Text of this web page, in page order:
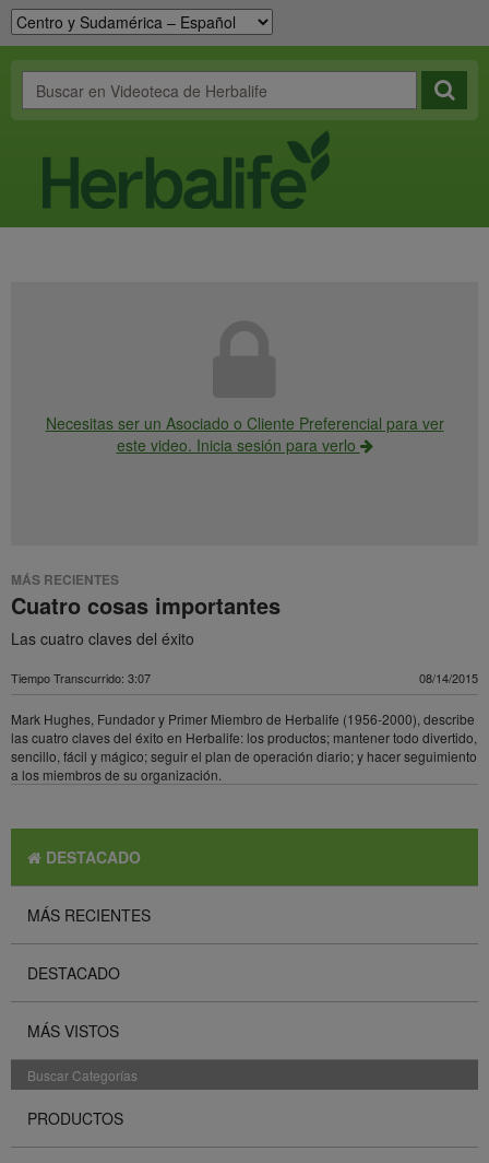
Necesitas ser un Asociado o Cliente Preferencial para ver
este video. Inicia sesión para verlo
MÁS RECIENTES
Cuatro cosas importantes
Las cuatro claves del éxito
Tiempo Transcurrido: 3:07 08/14/2015
Mark Hughes, Fundador y Primer Miembro de Herbalife (1956-2000), describe
las cuatro claves del éxito en Herbalife: los productos; mantener todo divertido,
sencillo, fácil y mágico; seguir el plan de operación diario; y hacer seguimiento
a los miembros de su organización.
DESTACADO
MÁS RECIENTES
DESTACADO
MÁS VISTOS
Buscar Categorías
PRODUCTOS